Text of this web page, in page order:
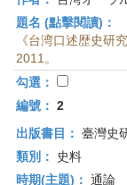
究
所-
首
頁
題名 (點擊閱讀)：
《台湾口述歴史研
2011。
勾選：
編號： 2
出版書目： 臺灣史
類別：
史料
時期(主題)： 通論